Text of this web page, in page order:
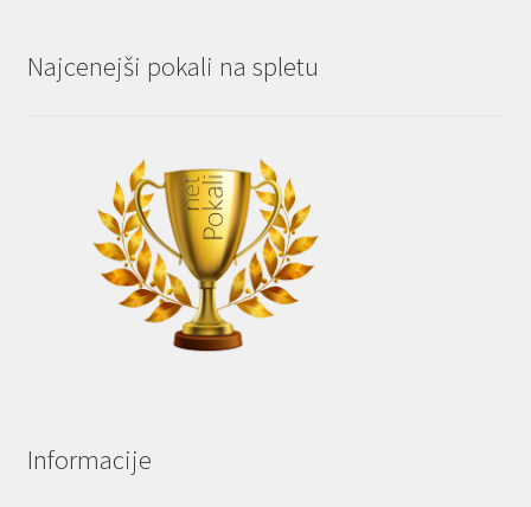
Najcenejši pokali na spletu
Informacije